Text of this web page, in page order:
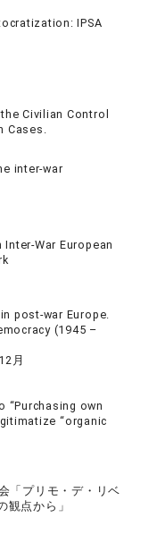
IPSA
Civilian Control
Cases.
inter-war
War European
post-war Europe.
(1945 –
月
“Purchasing own
“organic
「プリモ・デ・リベ
観点から」